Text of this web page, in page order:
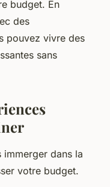
budget. En
des
pouvez vivre des
sans
dans la
votre budget.